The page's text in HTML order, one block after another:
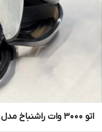
اتو 3000 وات راشنباخ مدل 220